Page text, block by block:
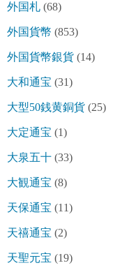
外国札 (68)
外国貨幣 (853)
外国貨幣銀貨 (14)
大和通宝 (31)
大型50銭黄銅貨 (25)
大定通宝 (1)
大泉五十 (33)
大観通宝 (8)
天保通宝 (11)
天禧通宝 (2)
天聖元宝 (19)